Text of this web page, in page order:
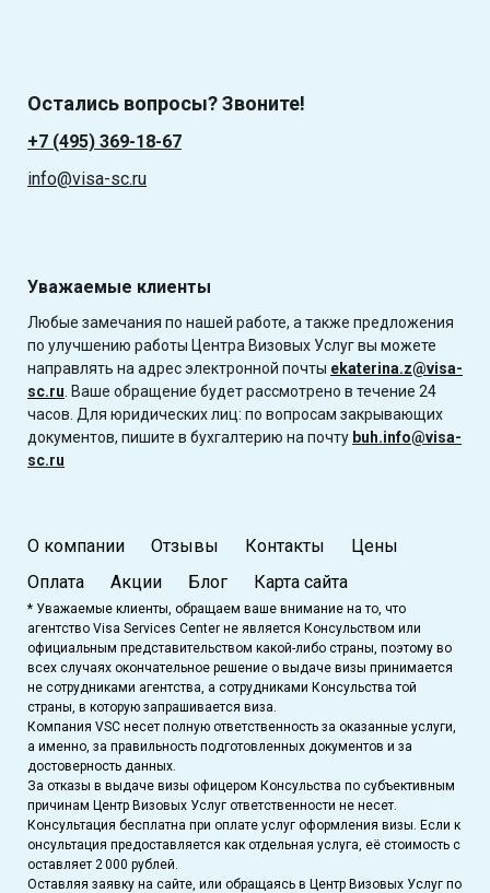
Остались вопросы? Звоните!
+7 (495) 369-18-67
info@visa-sc.ru
Уважаемые клиенты
Любые замечания по нашей работе, а также предложения
по улучшению работы Центра Визовых Услуг вы можете
направлять на адрес электронной почты ekaterina.z@visa-
sc.ru . Ваше обращение будет рассмотрено в течение 24
часов. Для юридических лиц: по вопросам закрывающих
документов, пишите в бухгалтерию на почту buh.info@visa-
sc.ru
О компании Отзывы Контакты
Цены
Оплата
Акции Блог Карта сайта
* Уважаемые клиенты, обращаем ваше внимание на то, что
агентство Visa Services Center не является Консульством или
официальным представительством какой-либо страны, поэтому во
всех случаях окончательное решение о выдаче визы принимается
не сотрудниками агентства, а сотрудниками Консульства той
страны, в которую запрашивается виза.
Компания VSC несет полную ответственность за оказанные услуги,
а именно, за правильность подготовленных документов и за
достоверность данных.
За отказы в выдаче визы офицером Консульства по субъективным
причинам Центр Визовых Услуг ответственности не несет.
Консультация бесплатна при оплате услуг оформления визы. Если к
онсультация предоставляется как отдельная услуга, её стоимость с
оставляет 2 000 рублей.
Оставляя заявку на сайте, или обращаясь в Центр Визовых Услуг по